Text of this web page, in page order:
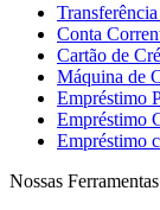
Conta
Cartão de
Máquina de
Empréstimo
Empréstimo
Empréstimo
Nossas Ferramentas